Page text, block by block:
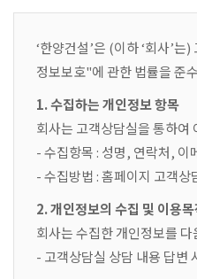
‘한양건설’은 (이하 ‘회사’
정보보호"에 관한 법률을 준
1. 수집하는 개인정보 항목
회사는 고객상담실을 통하여
- 수집항목 : 성명, 연락처, 이
- 수집방법 : 홈페이지 고객상
2. 개인정보의 수집 및 이용목
회사는 수집한 개인정보를
- 고객상담실 상담 내용 답변